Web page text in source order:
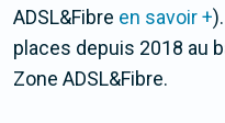
ADSL&Fibre en savoir +
places depuis 2018 au
Zone ADSL&Fibre.